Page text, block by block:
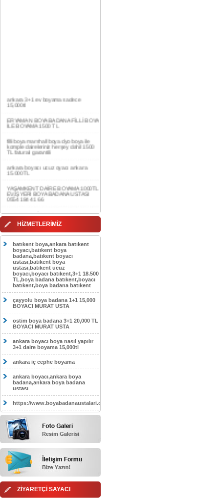
ERYAMAN BOYA BADANA FİLLİ BOYA
filli boya marshall boya dyo boya ile
TL faturalı garantili
ankara boyacı ucuz oyacı ankara
YAŞAMKENT DAİRE BOYAMA 1000TL
0554 184 41 66
AKDERE DAİRE BOYAMA 1000TL
0554 184 41 66
CEBECİ DAİRE BOYAMA 1000TL
EV,İŞYERİ BOYA BADANA USTASI
HASKÖY DAİRE BOYAMA 1000TL
EV,İŞYERİ BOYA BADANA USTASI
0554 184 41 66
GÖLBAŞI DAİRE BOYAMA 1000TL
EV,İŞYERİ BOYA BADANA USTASI
0554 184 41 66
SOKULLU DAİRE BOYAMA 1000TL
EV,İŞYERİ BOYA BADANA USTASI
0554 184 41 66
HİZMETLERİMİZ
batıkent boya,ankara batıkent
boyacı,batıkent boya
badana,batıkent boyacı
ustası,batıkent boya
ustası,batıkent ucuz
boyacı,boyacı batıkent,3+1 18.500
TL,boya badana batıkent,boyacı
batıkent,boya badana batıkent
çayyolu boya badana 1+1 15,000
BOYACI MURAT USTA
ostim boya badana 3+1 20,000 TL
BOYACI MURAT USTA
ankara boyacı boya nasıl yapılır
3+1 daire boyama 15,000tl
ankara iç cephe boyama
ankara boyacı,ankara boya
badana,ankara boya badana
ustası
https://www.boyabadanaustalari.com/
ZİYARETÇİ SAYACI